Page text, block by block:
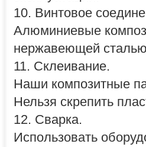
10. Винтовое
Алюминиевые
нержавеющей
11. Склеивание.
Наши композитные
Нельзя скрепить
12. Сварка.
Использовать